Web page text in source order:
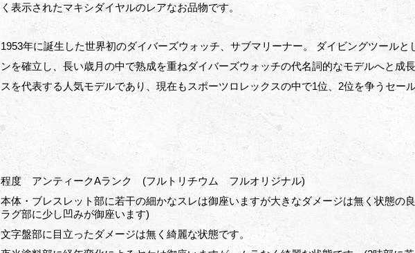
く表示されたマキシダイヤルのレアなお品物です。
1953年に誕生した世界初のダイバーズウォッチ、サブマリーナー。 ダイビングツールと
ンを確立し、長い歳月の中で熟成を重ねダイバーズウォッチの代名詞的なモデルへと成
スを代表する人気モデルであり、現在もスポーツロレックスの中で1位、2位を争うセー
程度 アンティークAランク (フルトリチウム フルオリジナル)
本体・ブレスレット部に若干の細かなスレは御座いますが大きなダメージは無く状態の
ラグ部に少し凹みが御座います)
文字盤部に目立ったダメージは無く綺麗な状態です。